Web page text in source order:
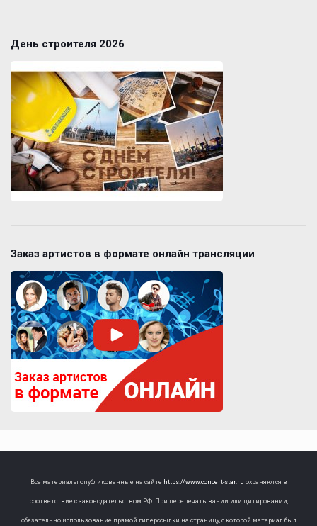
День строителя 2026
Заказ артистов в формате онлайн трансляции
Все материалы опубликованные на сайте https://www.concert-star.ru охраняются в
соответствие с законодательством РФ. При перепечатывании или цитировании,
обязательно использование прямой гиперссылки на страницу, с которой материал был